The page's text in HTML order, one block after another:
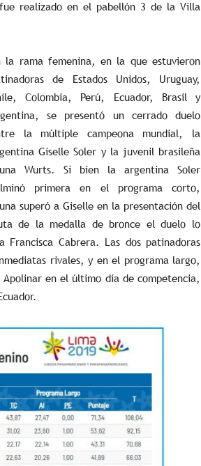
realizado en el pabellón 3 de la Villa
la rama femenina, en la que estuvieron
de Estados Unidos, Uruguay,
Colombia, Perú, Ecuador, Brasil y
se presentó un cerrado duelo
la múltiple campeona mundial, la
Giselle Soler y la juvenil brasileña
Wurts. Si bien la argentina Soler
primera en el programa corto,
superó a Giselle en la presentación del
de la medalla de bronce el duelo lo
Francisca Cabrera. Las dos patinadoras
rivales, y en el programa largo,
en el último día de competencia,